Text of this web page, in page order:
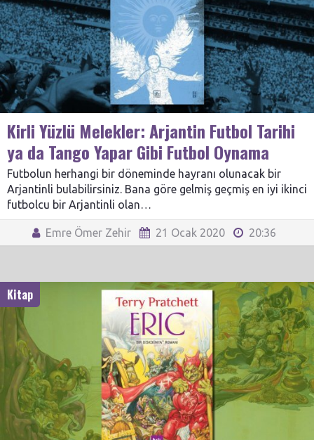
Kirli Yüzlü Melekler: Arjantin Futbol Tarihi
ya da Tango Yapar Gibi Futbol Oynama
Futbolun herhangi bir döneminde hayranı olunacak bir
Arjantinli bulabilirsiniz. Bana göre gelmiş geçmiş en iyi ikinci
futbolcu bir Arjantinli olan…
Emre Ömer Zehir 21 Ocak 2020 20:36
Kitap